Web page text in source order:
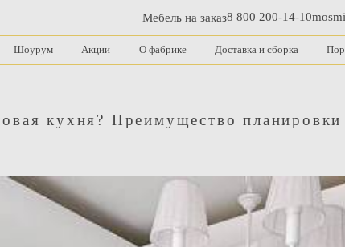
Мебель на заказ8 800 200-14-10
Шоурум Акции О фабрике Доставка и сборка
кухня? Преимущество планировки